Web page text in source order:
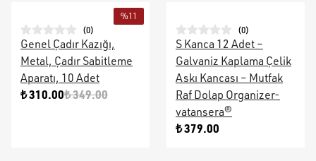
%11
(0)
Genel Çadır Kazığı,
Metal, Çadır Sabitleme
Aparatı, 10 Adet
₺ 310.00₺ 349.00
(0)
S Kanca 12 Adet –
Galvaniz Kaplama Çelik
Askı Kancası – Mutfak
Raf Dolap Organizer-
vatansera®
₺ 379.00